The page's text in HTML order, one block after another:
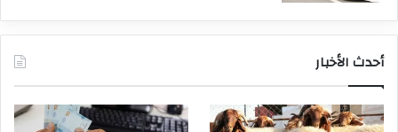
أحدث الأخبار